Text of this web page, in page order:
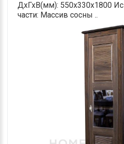
ДхГхВ(мм): 550х330х1800
части: Массив сосны ..